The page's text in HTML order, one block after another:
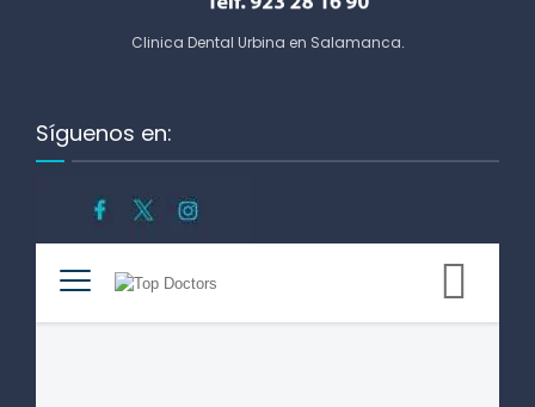
Clinica Dental Urbina en Salamanca.
Síguenos en: